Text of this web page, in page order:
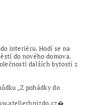
interiéru. Hodí se na
do nového domova.
dalších bytostí z
„Z pohádky do